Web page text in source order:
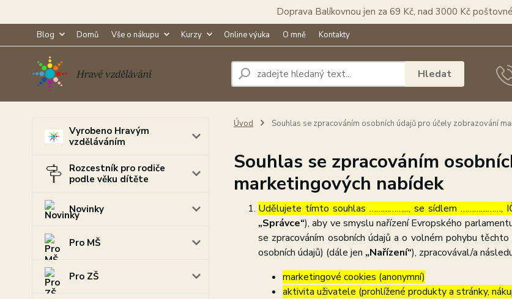
Doprava Balíkovnou jen za 69 Kč, nad 3000 Kč
Blog Domů Vše o nákupu Kurzy Online výuka O mně Kontakty
Hledat
Vyrobeno Hravým
vzděláváním
Rozcestník pro rodiče
podle věku dítěte
Novinky
Pro MŠ
Pro ZŠ
Úvod Souhlas se zpracováním osobních údajů pro účely zobrazování
Souhlas se zpracováním
marketingových nabídek
Udělujete tímto souhlas ……………..., se sídlem ………………,
„Správce“), aby ve smyslu nařízení Evropského
se zpracováním osobních údajů a o volném pohybu
osobních údajů) (dále jen „Nařízení“), zpracovával/a
marketingové cookies (anonymní)
aktivita uživatele (prohlížené produkty a stránky,